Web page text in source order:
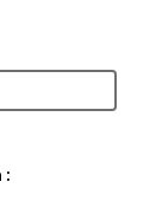
: